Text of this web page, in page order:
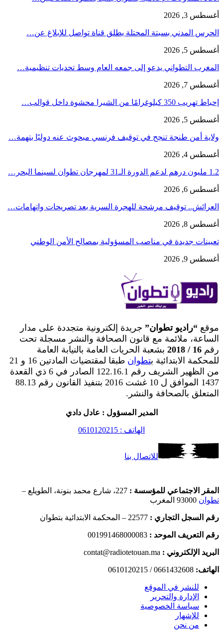
أغسطس 3, 2026
الحرس المدني بسبتة المحتلة يطلق قناة تواصل للإبلاغ عن…
أغسطس 5, 2026
المغرب التطواني يدعو إلى جمعه العام وسط تحديات تنظيمية…
أغسطس 7, 2026
إحباط تهريب 350 كيلوغرامًا من الشيرا محشوة داخل قوالب…
أغسطس 5, 2026
ولاية أمن طنجة تنجح في توقيف فرنسي مبحوث عنه دوليًا بتهمة…
أغسطس 4, 2026
1.2 مليون درهم لدعم الدورة الـ31 لمهرجان تطوان لسينما البحر…
أغسطس 6, 2026
العرائش.. توقيف مرشحة للهجرة السرية بعد تصريحات واتهامات…
أغسطس 8, 2026
تعيينات جديدة في مناصب المسؤولية بمصالح الأمن الوطني
أغسطس 9, 2026
موقع “راديو تطوان” جريدة إلكترونية متجددة على مدار
الساعة، ملائمة مع قانون الصحافة والنشر مسجلة تحت
رقم 16 / 2018
بشعبة الحريات العامة بالنيابة العامة
للمحكمة الابتدائية بتطوان
طبقا لمقتضيات المادتين 16 و 21
من الظهير الشريف رقم 122.16.1 الصادر في 6 ذي القعدة
1437 الموافق ل 10 غشت 2016 بتنفيذ القانون رقم 88.13
المتعلق بالصحافة والنشر.
المدير المسؤول : عادل دادي
الهاتف : 0610120215
للاتصال بنا
المقر الاجتماعي للمؤسسة : 227، شارع محمد بنونة، الطويلع –
تطوان
رقم السجل التجاري : 22577 – المحكمة الابتدائية بتطوان
رقم التعريف الموحد : 001991468000083
البريد الإلكتروني : contat@radiotetouan.ma
الهاتف: 0661432608 / 0610120215
للنشر في الموقع
الإدارة والتحرير
سياسة الخصوصية
للإشهار
من نحن